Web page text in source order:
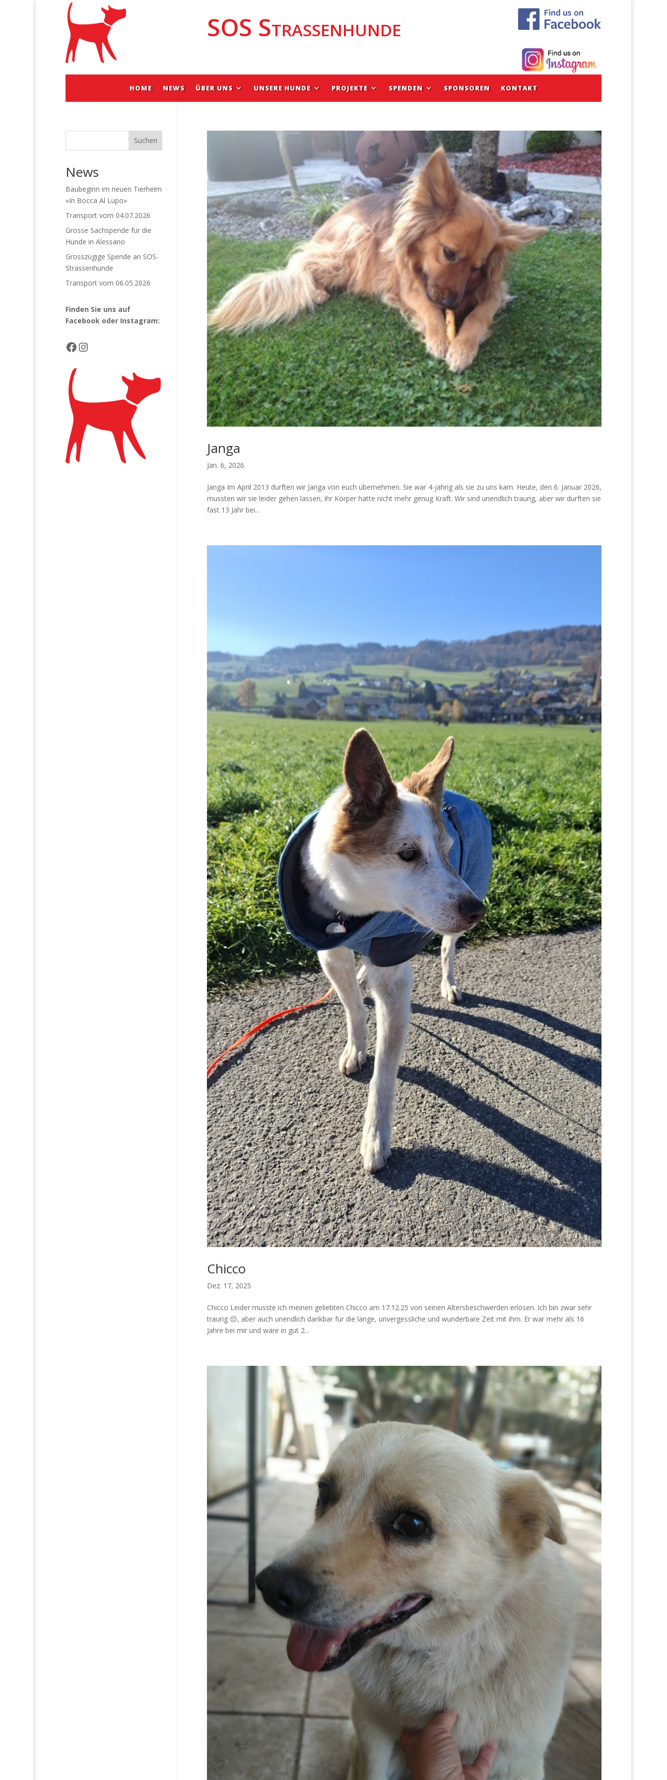
SOS Strassenhunde
HOME NEWS ÜBER UNS UNSERE HUNDE PROJEKTE SPENDEN SPONSOREN KONTAKT
Janga
Jan. 6, 2026
Janga Im April 2013 durften wir Janga von euch übernehmen. Sie war 4-jährig als sie zu uns kam. Heute, den 6. Januar 2026,
mussten wir sie leider gehen lassen, ihr Körper hatte nicht mehr genug Kraft. Wir sind unendlich traurig, aber wir durften sie
fast 13 Jahr bei...
Chicco
Dez. 17, 2025
Chicco Leider musste ich meinen geliebten Chicco am 17.12.25 von seinen Altersbeschwerden erlösen. Ich bin zwar sehr
traurig 😔, aber auch unendlich dankbar für die lange, unvergessliche und wunderbare Zeit mit ihm. Er war mehr als 16
Jahre bei mir und wäre in gut 2...
Suchen
News
Baubeginn im neuen Tierheim
«In Bocca Al Lupo»
Transport vom 04.07.2026
Grosse Sachspende für die
Hunde in Alessano
Grosszügige Spende an SOS-
Strassenhunde
Transport vom 06.05.2026
Finden Sie uns auf
Facebook oder Instagram:
Facebook
Instagram